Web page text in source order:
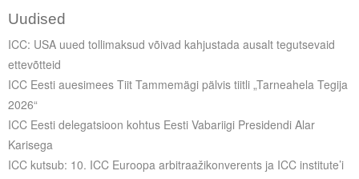
Uudised
ICC: USA uued tollimaksud võivad kahjustada ausalt tegutsevaid
ettevõtteid
ICC Eesti auesimees Tiit Tammemägi pälvis tiitli „Tarneahela Tegija
2026“
ICC Eesti delegatsioon kohtus Eesti Vabariigi Presidendi Alar
Karisega
ICC kutsub: 10. ICC Euroopa arbitraažikonverents ja ICC institute’i